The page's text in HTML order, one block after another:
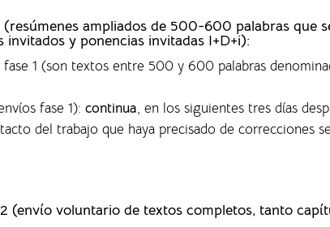
(resúmenes ampliados de 500-600 palabras que
y ponencias invitadas I+D+i):
1 (son textos entre 500 y 600 palabras
fase 1):continua, en los siguientes tres días
del trabajo que haya precisado de correcciones
(envío voluntario de textos completos, tanto